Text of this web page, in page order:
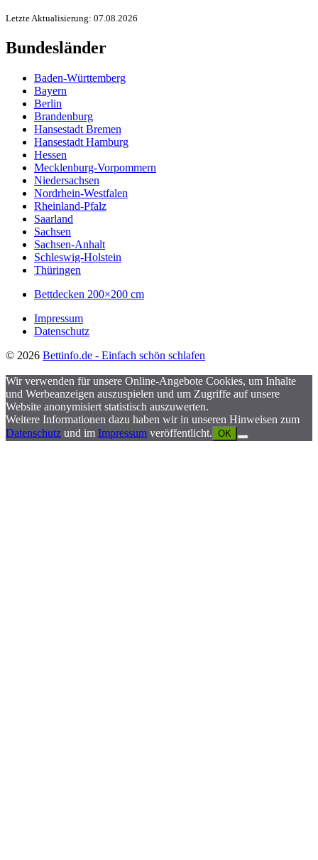
Letzte Aktualisierung: 07.08.2026
Bundesländer
Baden-Württemberg
Bayern
Berlin
Brandenburg
Hansestadt Bremen
Hansestadt Hamburg
Hessen
Mecklenburg-Vorpommern
Niedersachsen
Nordrhein-Westfalen
Rheinland-Pfalz
Saarland
Sachsen
Sachsen-Anhalt
Schleswig-Holstein
Thüringen
Bettdecken 200×200 cm
Impressum
Datenschutz
© 2026 Bettinfo.de - Einfach schön schlafen
Wir verwenden für unsere Online-Angebote Cookies, um Inhalte
und Werbeanzeigen auszuspielen und um Zugriffe auf unsere
Website anonymisiert statistisch auszuwerten.
Weitere Informationen dazu haben wir in unseren Hinweisen zum
Datenschutz und im Impressum veröffentlicht. OK